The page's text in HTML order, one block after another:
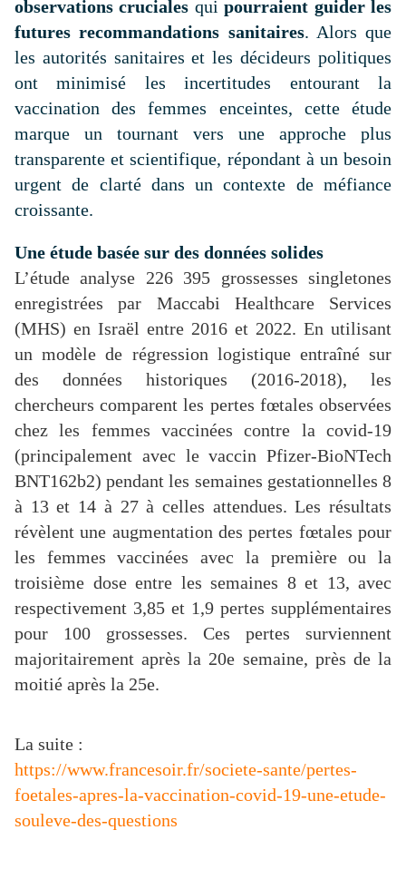
observations cruciales quipourraient guider les
futures recommandations sanitaires. Alors que
les autorités sanitaires et les décideurs politiques
ont minimisé les incertitudes entourant la
vaccination des femmes enceintes, cette étude
marque un tournant vers une approche plus
transparente et scientifique, répondant à un besoin
urgent de clarté dans un contexte de méfiance
croissante.
Une étude basée sur des données solides
L’étude analyse 226 395 grossesses singletones
enregistrées par Maccabi Healthcare Services
(MHS) en Israël entre 2016 et 2022. En utilisant
un modèle de régression logistique entraîné sur
des données historiques (2016-2018), les
chercheurs comparent les pertes fœtales observées
chez les femmes vaccinées contre la covid-19
(principalement avec le vaccin Pfizer-BioNTech
BNT162b2) pendant les semaines gestationnelles 8
à 13 et 14 à 27 à celles attendues. Les résultats
révèlent une augmentation des pertes fœtales pour
les femmes vaccinées avec la première ou la
troisième dose entre les semaines 8 et 13, avec
respectivement 3,85 et 1,9 pertes supplémentaires
pour 100 grossesses. Ces pertes surviennent
majoritairement après la 20e semaine, près de la
moitié après la 25e.
La suite :
https://www.francesoir.fr/societe-sante/pertes-
foetales-apres-la-vaccination-covid-19-une-etude-
souleve-des-questions